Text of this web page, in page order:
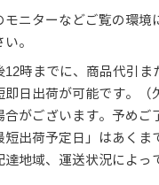
モニターなどご覧の環
。
12時までに、商品代引
即日出荷が可能です。（
合がございます。予めご
短出荷予定日」はあく
達地域、運送状況によっ